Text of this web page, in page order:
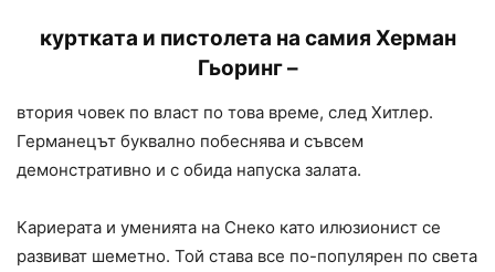
куртката и пистолета на самия Херман
Гьоринг –
втория човек по власт по това време, след Хитлер.
Германецът буквално побеснява и съвсем
демонстративно и с обида напуска залата.
Кариерата и уменията на Снеко като илюзионист се
развиват шеметно. Той става все по-популярен по света